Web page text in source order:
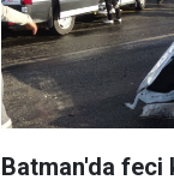
Batman'da feci